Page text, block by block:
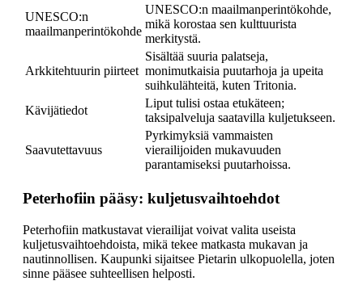
UNESCO:n
maailmanperintökohde
UNESCO:n maailmanperintökohde,
mikä korostaa sen kulttuurista
merkitystä.
Arkkitehtuurin piirteet
Sisältää suuria palatseja,
monimutkaisia puutarhoja ja upeita
suihkulähteitä, kuten Tritonia.
Kävijätiedot
Liput tulisi ostaa etukäteen;
taksipalveluja saatavilla kuljetukseen.
Saavutettavuus
Pyrkimyksiä vammaisten
vierailijoiden mukavuuden
parantamiseksi puutarhoissa.
Peterhofiin pääsy: kuljetusvaihtoehdot
Peterhofiin matkustavat vierailijat voivat valita useista
kuljetusvaihtoehdoista, mikä tekee matkasta mukavan ja
nautinnollisen. Kaupunki sijaitsee Pietarin ulkopuolella, joten
sinne pääsee suhteellisen helposti.